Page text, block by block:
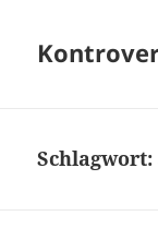
Schlagwort: